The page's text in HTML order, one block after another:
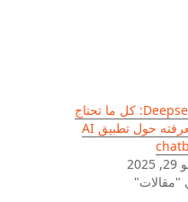
Deepseek: كل ما تحتاج
لمعرفته حول تطبيق AI
"مقالات"